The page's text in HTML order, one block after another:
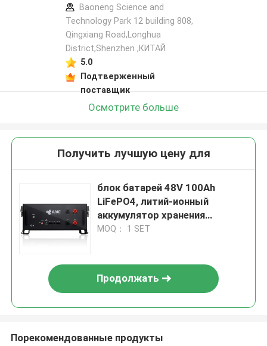
Baoneng Science and
Technology Park 12 building 808,
Qingxiang Road,Longhua
District,Shenzhen ,КИТАЙ
5.0
Подтверженный
поставщик
Осмотрите больше
Получить лучшую цену для
блок батарей 48V 100Ah
LiFePO4, литий-ионный
аккумулятор хранения
солнечной энергии
MOQ： 1 SET
Продолжать
Порекомендованные продукты